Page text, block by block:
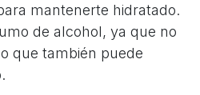
mantenerte hidratado.
de alcohol, ya que no
que también puede